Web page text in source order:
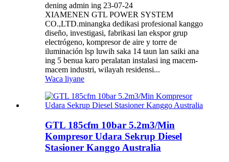
dening admin ing 23-07-24
XIAMENEN GTL POWER SYSTEM
CO.,LTD.minangka dedikasi profesional kanggo
diseño, investigasi, fabrikasi lan ekspor grup
electrógeno, kompresor de aire y torre de
iluminación lsp luwih saka 14 taun lan saiki ana
ing 5 benua karo peralatan instalasi ing macem-
macem industri, wilayah residensi...
Waca liyane
GTL 185cfm 10bar 5.2m3/Min
Kompresor Udara Sekrup Diesel
Stasioner Kanggo Australia